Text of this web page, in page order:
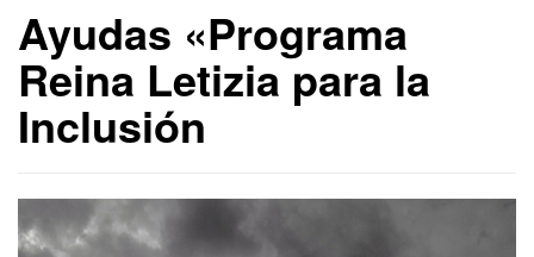
Ayudas «Programa
Reina Letizia para la
Inclusión